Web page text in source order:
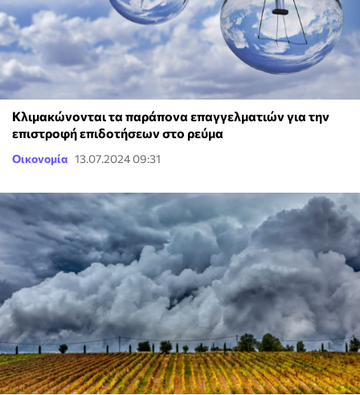
Κλιμακώνονται τα παράπονα επαγγελματιών για την
επιστροφή επιδοτήσεων στο ρεύμα
Οικονομία 13.07.2024 09:31